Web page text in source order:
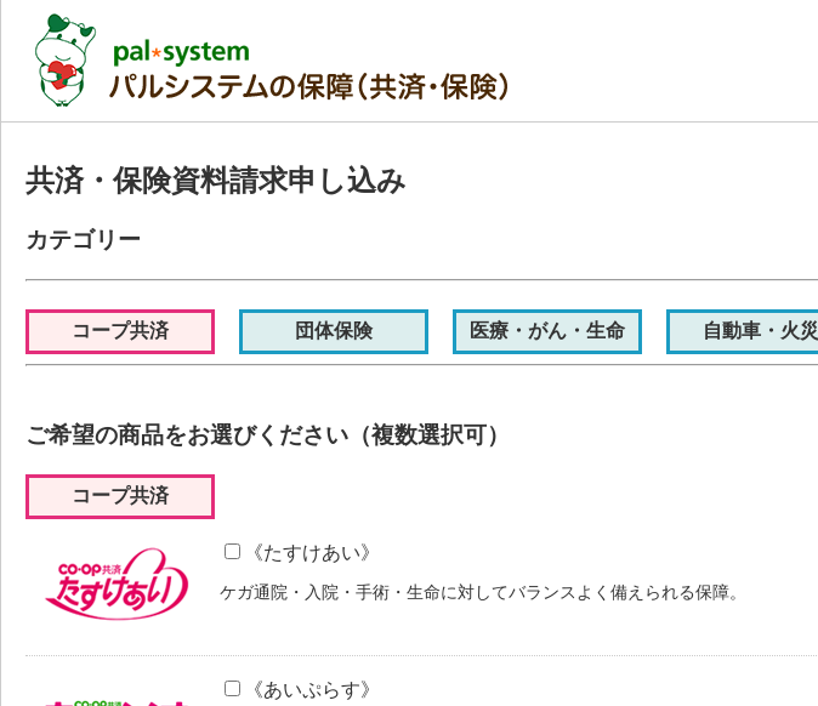
共済・保険資料請求申し込み
カテゴリー
コープ共済 団体保険 医療・がん・生命 自動車・火災
ご希望の商品をお選びください（複数選択可）
コープ共済
《たすけあい》
ケガ通院・入院・手術・生命に対してバランスよく備えられる保障。
《あいぷらす》